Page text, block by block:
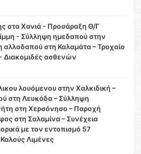
στα Χανιά - Προσάραξη Θ/Γ
- Σύλληψη ημεδαπού στην
στη Καλαμάτα – Τροχαίο
Διακομιδές ασθενών
λουόμενου στην Χαλκιδική –
στη Λευκάδα – Σύλληψη
στη Χερσόνησο – Παροχή
στη Σαλαμίνα – Συνέχεια
με τον εντοπισμό 57
Λιμένες